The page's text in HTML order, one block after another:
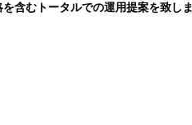
含むトータルでの運用提案を致しま